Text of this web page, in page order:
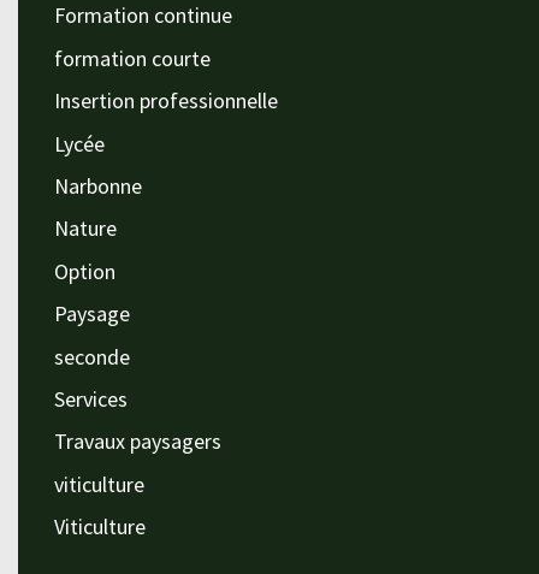
Formation continue
formation courte
Insertion professionnelle
Lycée
Narbonne
Nature
Option
Paysage
seconde
Services
Travaux paysagers
viticulture
Viticulture